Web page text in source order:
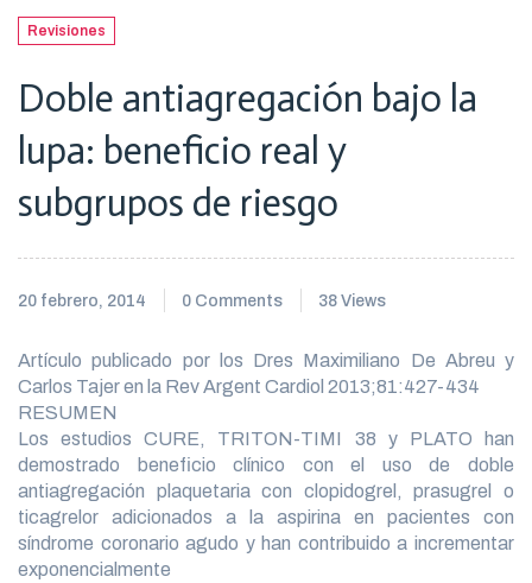
Revisiones
Doble antiagregación bajo la
lupa: beneficio real y
subgrupos de riesgo
20 febrero, 2014 0 Comments 38 Views
Artículo publicado por los Dres Maximiliano De Abreu y
Carlos Tajer en la Rev Argent Cardiol 2013;81:427-434
RESUMEN
Los estudios CURE, TRITON-TIMI 38 y PLATO han
demostrado beneficio clínico con el uso de doble
antiagregación plaquetaria con clopidogrel, prasugrel o
ticagrelor adicionados a la aspirina en pacientes con
síndrome coronario agudo y han contribuido a incrementar
exponencialmente